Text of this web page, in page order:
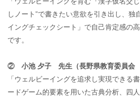
しノート”で書きたい意欲を引き出し、独
イングチェックシート」で自己肯定感の
です。
② 小池 夕子 先生（長野県教育委員会
「ウェルビーイングを追求し実現できる
ードゲーム的要素を用いた古典分析、四